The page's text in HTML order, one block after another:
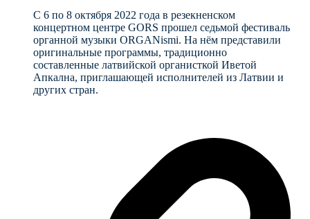
С 6 по 8 октября 2022 года в резекненском
концертном центре GORS прошел седьмой фестиваль
органной музыки ORGANismi. На нём представили
оригинальные программы, традиционно
составленные латвийской органисткой Иветой
Апкална, приглашающей исполнителей из Латвии и
других стран.